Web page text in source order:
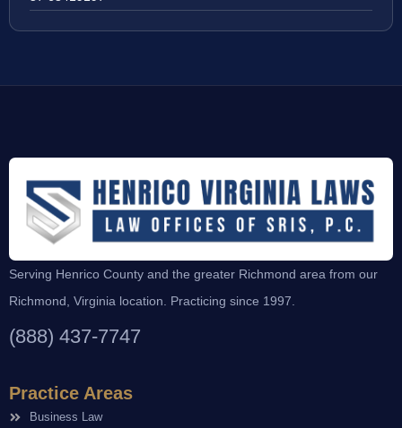
Serving Henrico County and the greater Richmond area from our
Richmond, Virginia location. Practicing since 1997.
(888) 437-7747
Practice Areas
Business Law